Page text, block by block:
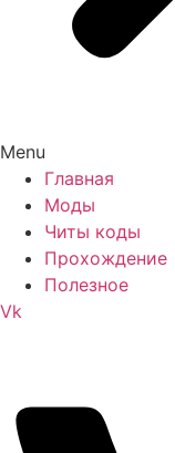
Menu
Главная
Моды
Читы коды
Прохождение
Полезное
Vk